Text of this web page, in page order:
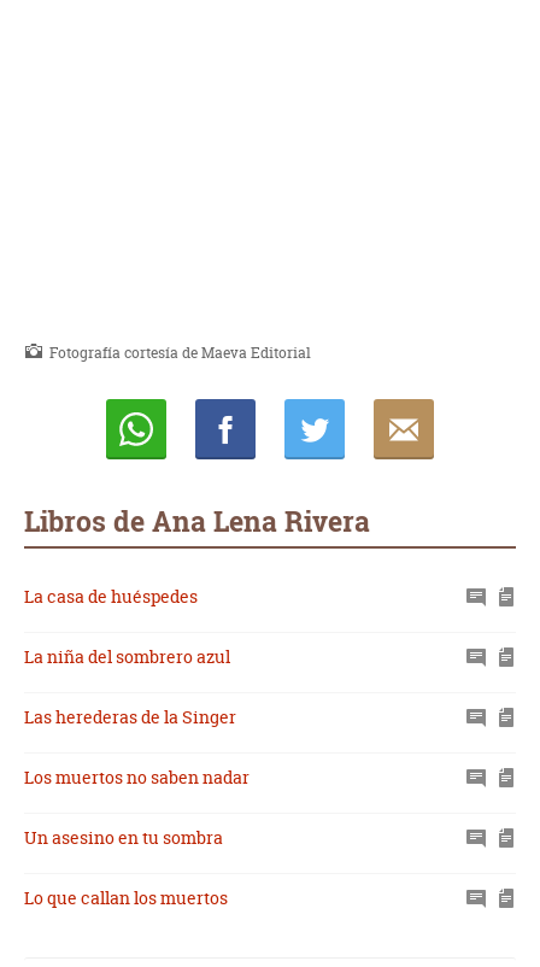
Fotografía cortesía de Maeva Editorial
Libros de Ana Lena Rivera
La casa de huéspedes
La niña del sombrero azul
Las herederas de la Singer
Los muertos no saben nadar
Un asesino en tu sombra
Lo que callan los muertos